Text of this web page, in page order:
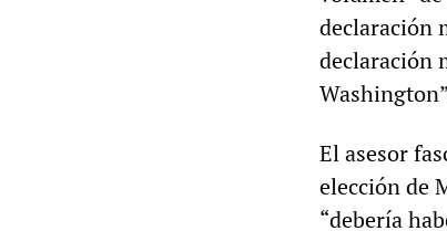
declaración
declaración
El asesor
elección de
“debería